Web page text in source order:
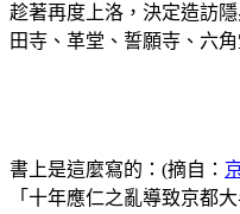
趁著再度上洛，決定造訪
田寺、革堂、誓願寺、六角
書上是這麼寫的：(摘自：
「十年應仁之亂導致京都